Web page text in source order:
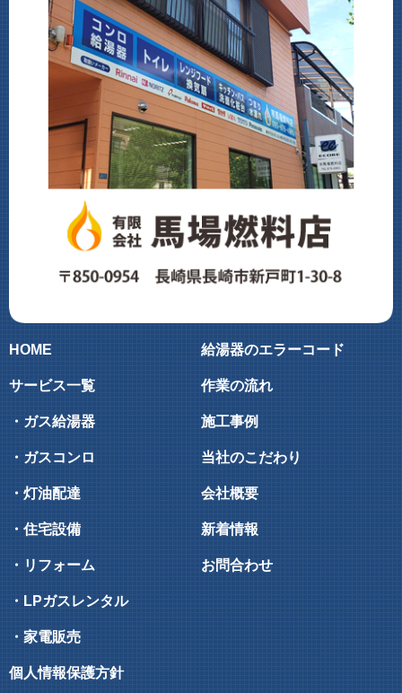
HOME
サービス一覧
・ガス給湯器
・ガスコンロ
・灯油配達
・住宅設備
・リフォーム
・LPガスレンタル
・家電販売
給湯器のエラーコード
作業の流れ
施工事例
当社のこだわり
会社概要
新着情報
お問合わせ
個人情報保護方針